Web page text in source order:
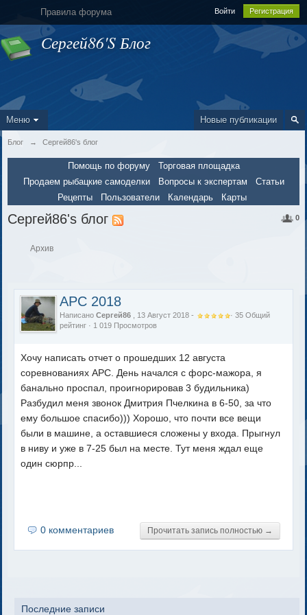
Правила форума Войти Регистрация
Сергей86's Блог
Новые публикации
Меню
Блог → Сергей86's блог
Помощь по форуму
Торговая площадка
Продаем рыбацкие самоделки
Вопросы к экспертам
Статьи
Рецепты
Пользователи Календарь Карты
0
Сергей86's блог
Архив
АРС 2018
НаписаноСергей86 , 13 Август 2018 - ·35 Общий
рейтинг · 1 019 Просмотров
Хочу написать отчет о прошедших 12 августа
соревнованиях АРС. День начался с форс-мажора, я
банально проспал, проигнорировав 3 будильника)
Разбудил меня звонок Дмитрия Пчелкина в 6-50, за что
ему большое спасибо))) Хорошо, что почти все вещи
были в машине, а оставшиеся сложены у входа. Прыгнул
в ниву и уже в 7-25 был на месте. Тут меня ждал еще
один сюрпр...
Прочитать запись полностью →
0 комментариев
Последние записи